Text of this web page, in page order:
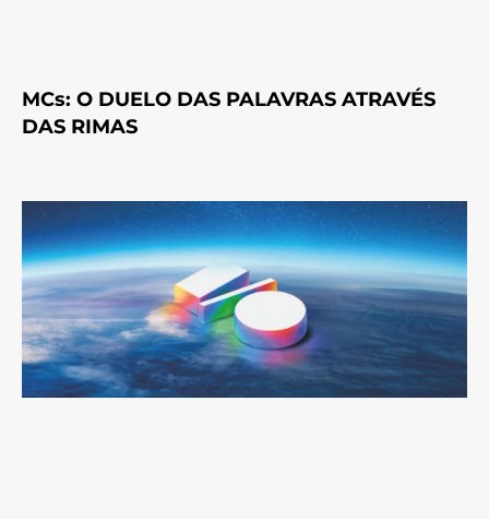
MCs: O DUELO DAS PALAVRAS ATRAVÉS
DAS RIMAS